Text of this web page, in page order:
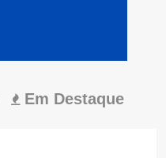
Em Destaque